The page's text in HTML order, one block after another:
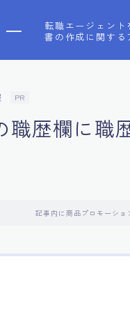
転職エージェン
書の作成に関する
PR
職歴欄に職
記事内に商品プロモーシ